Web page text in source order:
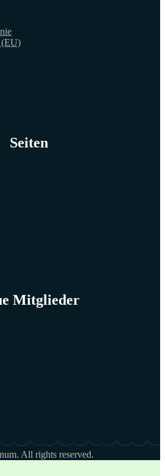
Seiten
Mitglieder
All rights reserved.